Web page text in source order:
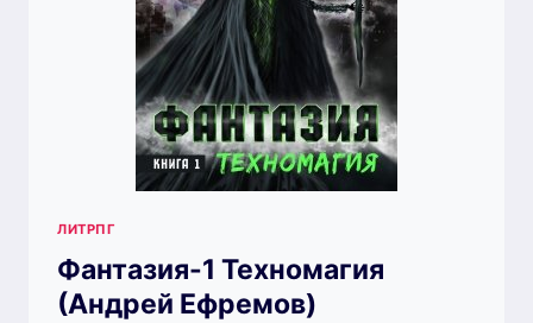
ЛИТРПГ
Фантазия-1 Техномагия
(Андрей Ефремов)